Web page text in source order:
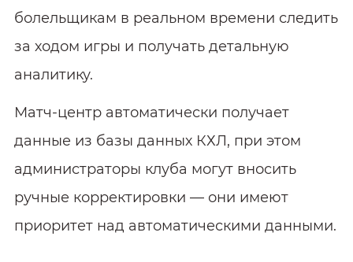
болельщикам в реальном времени следить
за ходом игры и получать детальную
аналитику.
Матч‑центр автоматически получает
данные из базы данных КХЛ, при этом
администраторы клуба могут вносить
ручные корректировки — они имеют
приоритет над автоматическими данными.